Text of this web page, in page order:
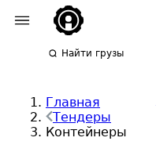
Найти грузы
Главная
Тендеры
Контейнеры